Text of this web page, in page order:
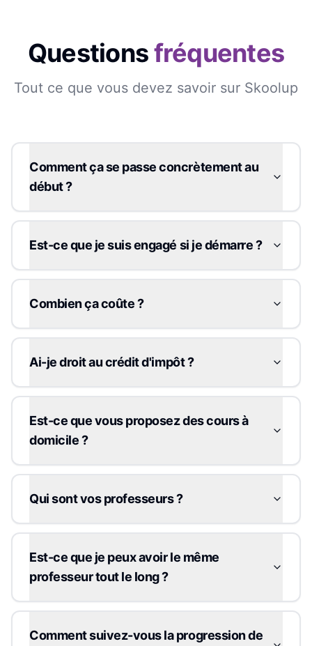
Questionsfréquentes
Tout ce que vous devez savoir sur Skoolup
Comment ça se passe concrètement au
début ?
Est-ce que je suis engagé si je démarre ?
Combien ça coûte ?
Ai-je droit au crédit d'impôt ?
Est-ce que vous proposez des cours à
domicile ?
Qui sont vos professeurs ?
Est-ce que je peux avoir le même
professeur tout le long ?
Comment suivez-vous la progression de